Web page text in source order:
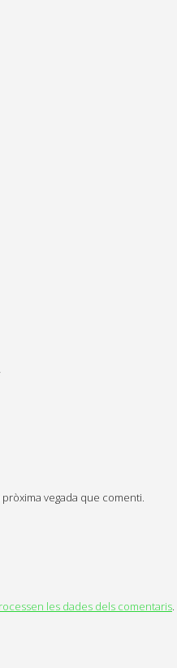
vegada que comenti.
les dades dels comentaris.